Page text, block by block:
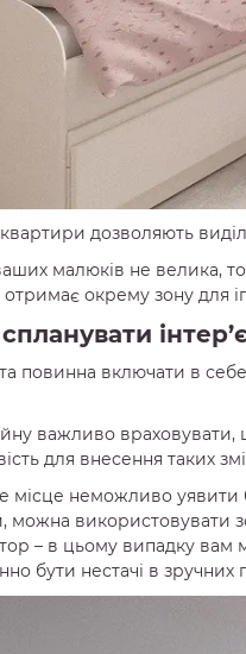
дозволяють
малюків не велика,
окрему зону для
повинна включати в
важливо враховувати,
для внесення таких
місце неможливо
можна використовувати
– в цьому випадку вам
бути нестачі в